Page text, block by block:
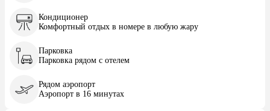
Кондиционер
Комфортный отдых в номере в любую жару
Парковка
Парковка рядом с отелем
Рядом аэропорт
Аэропорт в 16 минутах